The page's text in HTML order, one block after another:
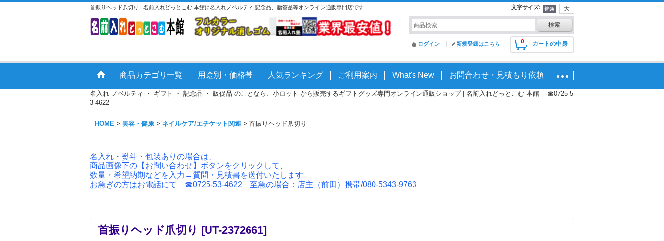
首振りヘッド爪切り | 名前入れどっとこむ 本館は名入れノベルティ,記念品、贈答品等オンライン通販専門店です 文字サイズ:
0 カートの中身
ログイン 新規登録はこちら
商品カテゴリ一覧 用途別・価格帯 人気ランキング ご利用案内 What's New お問合わせ・見積もり依頼
名入れ ノベルティ ・ ギフト ・ 記念品 ・ 販促品 のことなら、小ロット から販売するギフトグッズ専門オンライン通販ショップ | 名前入れどっとこむ 本館 ☎0725-5
3-4622
HOME > 美容・健康 > ネイルケア/エチケット関連 > 首振りヘッド爪切り
名入れ・熨斗・包装ありの場合は、
商品画像下の【お問い合わせ】ボタンをクリックして、
数量・希望納期などを入力→質問・見積書を送付いたします
お急ぎの方はお電話にて ☎0725-53-4622 至急の場合：店主（前田）携帯/080-5343-9763
首振りヘッド爪切り [UT-2372661]